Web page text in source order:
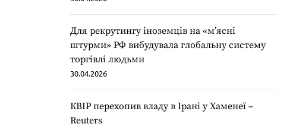
Для рекрутингу іноземців на «мʼясні
штурми» РФ вибудувала глобальну систему
торгівлі людьми
30.04.2026
КВІР перехопив владу в Ірані у Хаменеї –
Reuters